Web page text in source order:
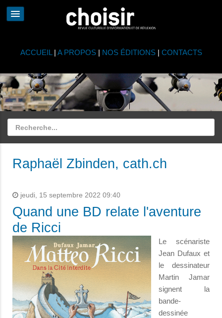
ACCUEIL | A PROPOS| NOS ÉDITIONS| CONTACTS
Raphaël Zbinden, cath.ch
jeudi, 15 septembre 2022 09:40
Quand une BD relate l'aventure
de Ricci
Le scénariste
Jean Dufaux et
le dessinateur
Martin Jamar
signent la
bande-
dessinée